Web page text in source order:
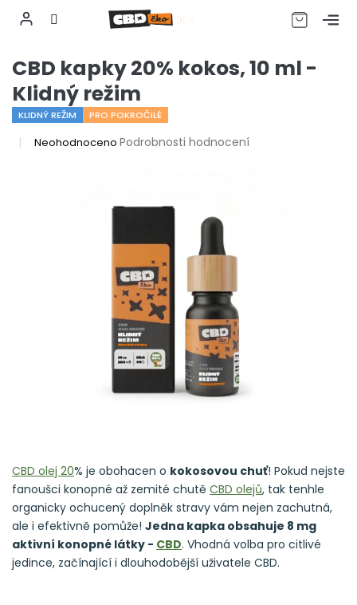
na
obsah
CZK
CBD kapky 20% kokos, 10 ml -
Klidný režim
KLIDNÝ REŽIM PRO POKROČILÉ
Průměrné
Neohodnoceno Podrobnosti hodnocení
CBD olej 20% je obohacen o kokosovou chuť! Pokud nejste
fanoušci konopné až zemité chutě CBD olejů, tak tenhle
organicky ochucený doplněk stravy vám nejen zachutná,
ale i efektivně pomůže! Jedna kapka obsahuje 8 mg
aktivní konopné látky - CBD. Vhodná volba pro citlivé
jedince, začínající i dlouhodobější uživatele CBD.